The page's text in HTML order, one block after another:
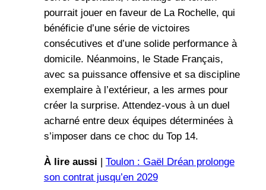
pourrait jouer en faveur de La Rochelle, qui
bénéficie d’une série de victoires
consécutives et d’une solide performance à
domicile. Néanmoins, le Stade Français,
avec sa puissance offensive et sa discipline
exemplaire à l’extérieur, a les armes pour
créer la surprise. Attendez-vous à un duel
acharné entre deux équipes déterminées à
s’imposer dans ce choc du Top 14.
À lire aussi | Toulon : Gaël Dréan prolonge
son contrat jusqu’en 2029